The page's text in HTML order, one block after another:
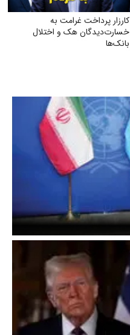
کارزار پرداخت غرامت به
خسارت‌دیدگان هک و اختلال
بانک‌ها